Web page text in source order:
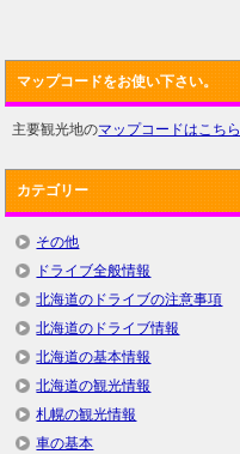
マップコードをお使い下さい。
主要観光地のマップコードはこちら
カテゴリー
その他
ドライブ全般情報
北海道のドライブの注意事項
北海道のドライブ情報
北海道の基本情報
北海道の観光情報
札幌の観光情報
車の基本